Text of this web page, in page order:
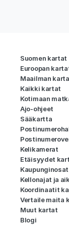
Suomen kartat
Euroopan
Maailman
Kaikki kartat
Kotimaan
Ajo-ohjeet
Sääkartta
Kelikamerat
Etäisyydet
Kellonajat ja
Koordinaatit
Vertaile maita
Muut kartat
Blogi